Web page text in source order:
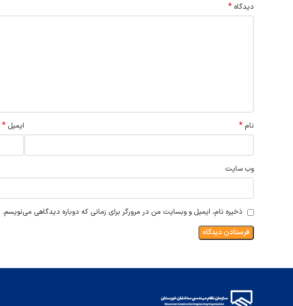
دیدگاه *
نام* ایمیل *
وب‌ سایت
ذخیره نام، ایمیل و وبسایت من در مرورگر برای زمانی که دوباره دیدگاهی می‌نویسم.